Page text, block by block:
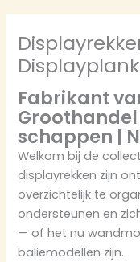
Fabrikant
schappen |
Welkom bij de
displayrekken zijn
overzichtelijk te
ondersteunen en
— of het nu
baliemodellen zijn.